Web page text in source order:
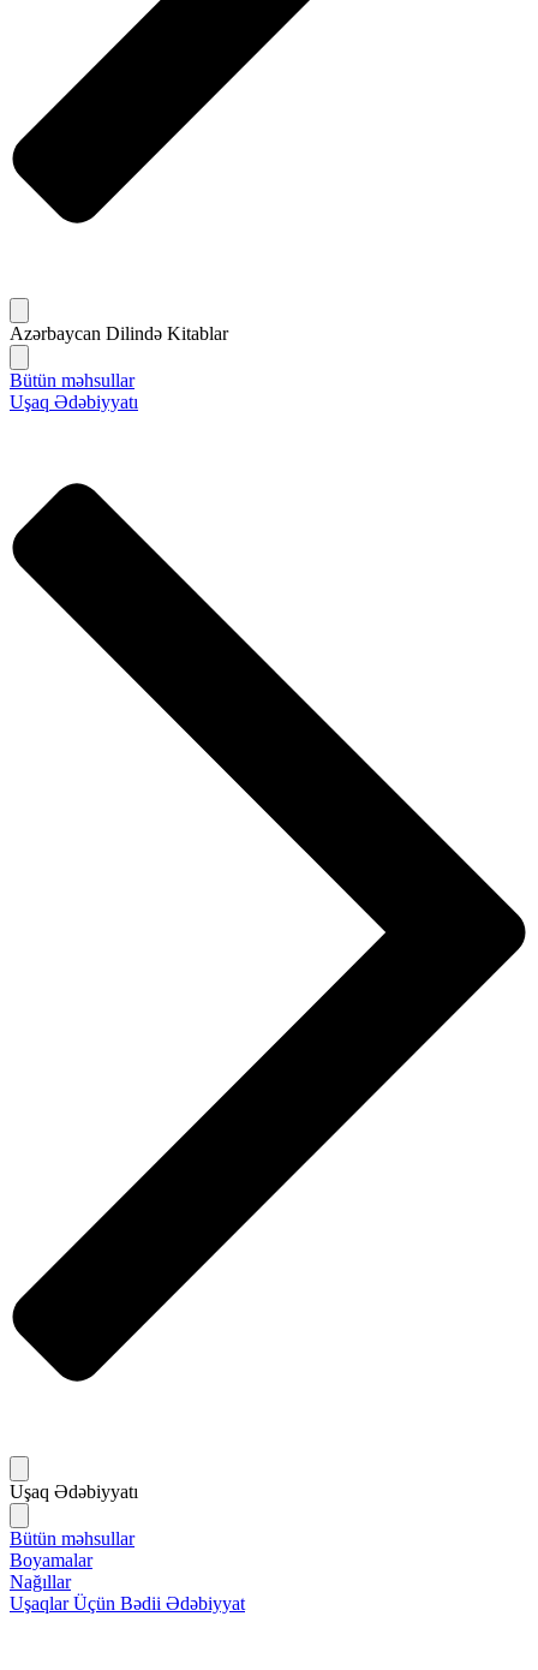
Azərbaycan Dilində Kitablar
Bütün məhsullar
Uşaq Ədəbiyyatı
Uşaq Ədəbiyyatı
Bütün məhsullar
Boyamalar
Nağıllar
Uşaqlar Üçün Bədii Ədəbiyyat